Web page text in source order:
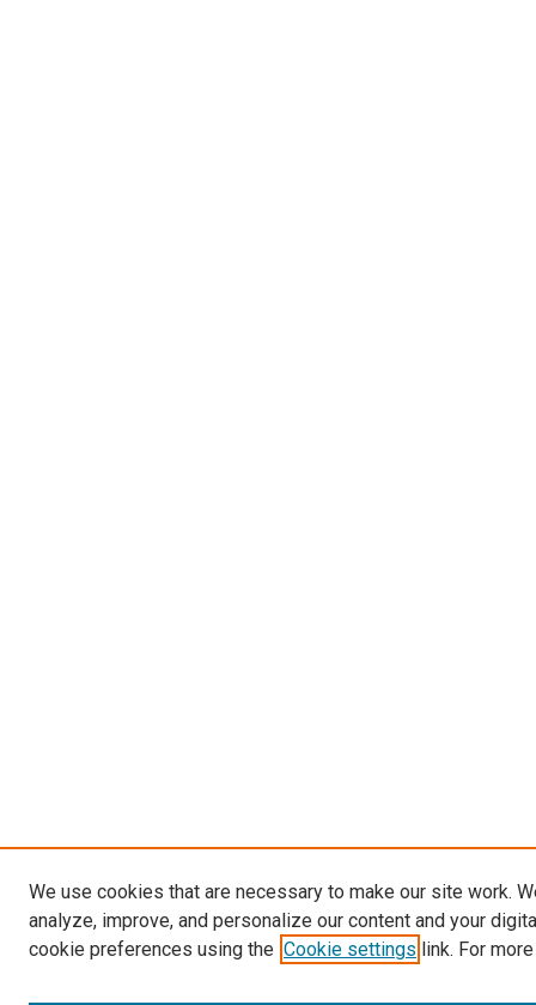
We use cookies that are necessary to make our site work.
analyze, improve, and personalize our content and your
cookie preferences using the Cookie settings link. For